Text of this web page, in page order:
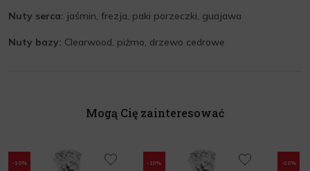
Nuty serca: jaśmin, frezja, paki porzeczki, guajawa
Nuty bazy: Clearwood, piżmo, drzewo cedrowe
Mogą Cię zainteresować
-10% -10% -20%